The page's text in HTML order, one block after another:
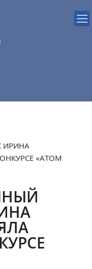
ИРИНА
«АТОМ